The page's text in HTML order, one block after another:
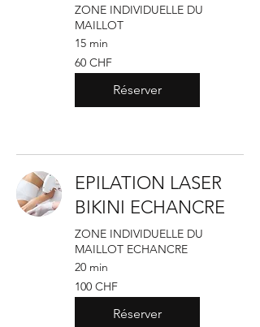
ZONE INDIVIDUELLE DU
MAILLOT
15 min
60
francs
suisses
60 CHF
Réserver
EPILATION LASER
BIKINI ECHANCRE
ZONE INDIVIDUELLE DU
MAILLOT ECHANCRE
20 min
100
francs
suisses
100 CHF
Réserver